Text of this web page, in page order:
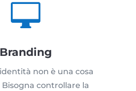

Branding
non è una cosa
Bisogna controllare la